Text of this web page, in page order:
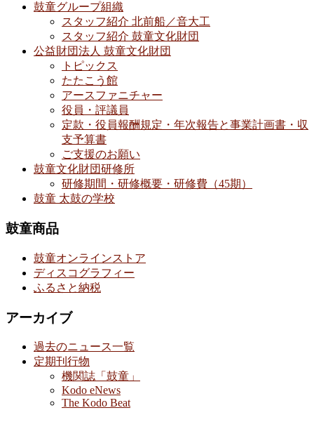
鼓童グループ組織
スタッフ紹介 北前船／音大工
スタッフ紹介 鼓童文化財団
公益財団法人 鼓童文化財団
トピックス
たたこう館
アースファニチャー
役員・評議員
定款・役員報酬規定・年次報告と事業計画書・収
支予算書
ご支援のお願い
鼓童文化財団研修所
研修期間・研修概要・研修費（45期）
鼓童 太鼓の学校
鼓童商品
鼓童オンラインストア
ディスコグラフィー
ふるさと納税
アーカイブ
過去のニュース一覧
定期刊行物
機関誌「鼓童」
Kodo eNews
The Kodo Beat